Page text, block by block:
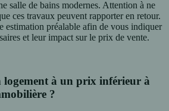
salle de bains modernes. Attention à ne
ces travaux peuvent rapporter en retour.
estimation préalable afin de vous indiquer
et leur impact sur le prix de vente.
logement à un prix inférieur à
?